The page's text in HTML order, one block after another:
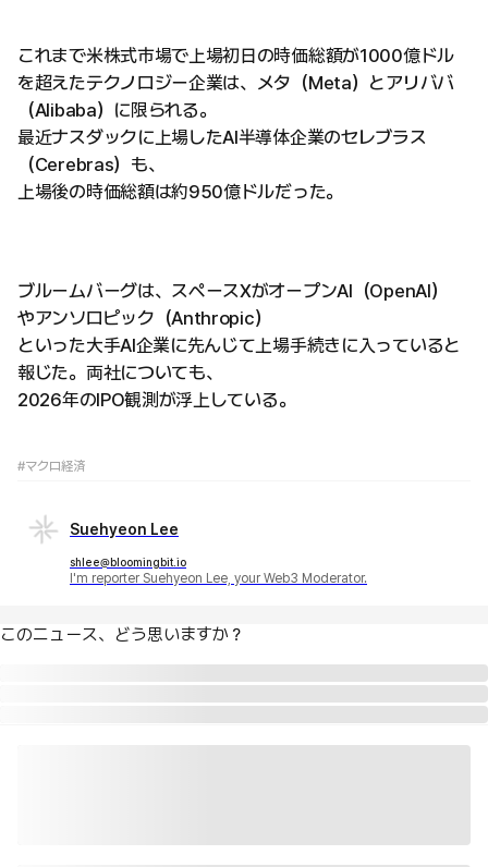
これまで米株式市場で上場初日の時価総額が1000億ドル
を超えたテクノロジー企業は、メタ（Meta）とアリババ
（Alibaba）に限られる。
最近ナスダックに上場したAI半導体企業のセレブラス
（Cerebras）も、
上場後の時価総額は約950億ドルだった。
ブルームバーグは、スペースXがオープンAI（OpenAI）
やアンソロピック（Anthropic）
といった大手AI企業に先んじて上場手続きに入っていると
報じた。両社についても、
2026年のIPO観測が浮上している。
#マクロ経済
Suehyeon Lee
shlee@bloomingbit.io
I'm reporter Suehyeon Lee, your Web3 Moderator.
このニュース、どう思いますか？